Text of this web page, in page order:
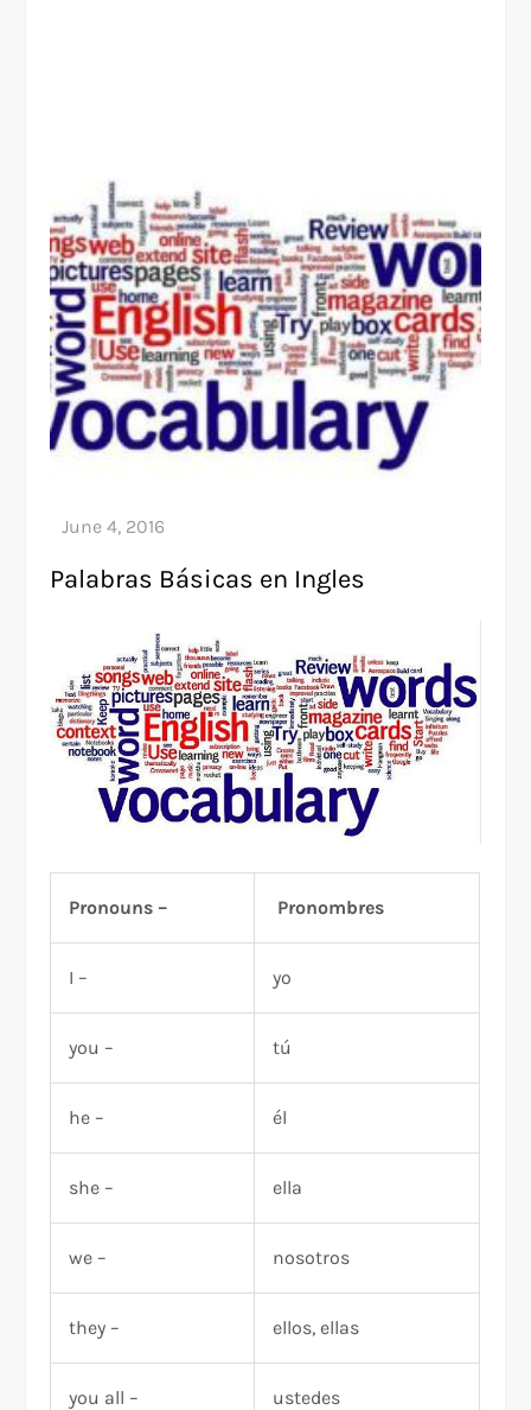
Palabras Básicas en Ingles
Pronouns – Pronombres
I – yo
you – tú
he – él
she – ella
we – nosotros
they – ellos, ellas
you all – ustedes